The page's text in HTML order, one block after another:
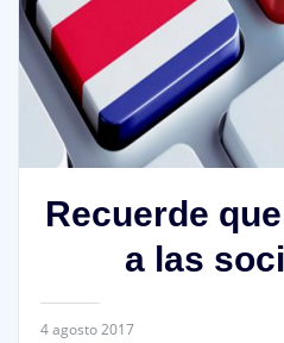
Recuerde
a las
4 agosto 2017